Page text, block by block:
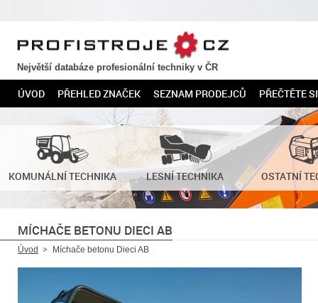
PROFISTROJE.CZ
Největší databáze profesionální techniky v ČR
ÚVOD PŘEHLED ZNAČEK SEZNAM PRODEJCŮ PŘEČTĚTE SI
KOMUNÁLNÍ TECHNIKA LESNÍ TECHNIKA OSTATNÍ
MÍCHAČE BETONU DIECI AB
Úvod Míchače betonu Dieci AB